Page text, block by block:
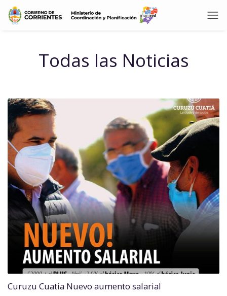
Todas las Noticias
Curuzu Cuatia Nuevo aumento salarial